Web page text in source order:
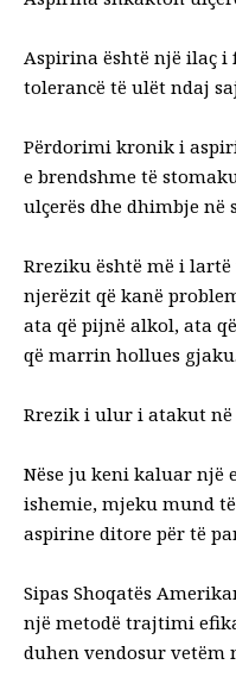
Aspirina është një ilaç i
tolerancë të ulët ndaj
Përdorimi kronik i
e brendshme të
ulçerës dhe dhimbje në
Rreziku është më i
njerëzit që kanë
ata që pijnë alkol, ata
që marrin hollues gjaku.
Rrezik i ulur i atakut në
Nëse ju keni kaluar një
ishemie, mjeku mund
aspirine ditore për të
Sipas Shoqatës
një metodë trajtimi
duhen vendosur vetëm